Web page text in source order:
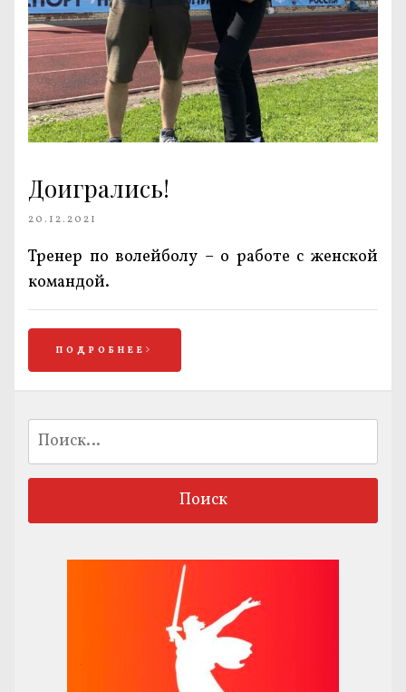
Доигрались!
20.12.2021
Тренер по волейболу – о работе с женской
командой.
ПОДРОБНЕЕ
Найти: